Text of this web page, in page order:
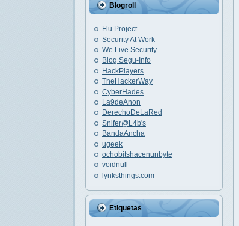
Blogroll
Flu Project
Security At Work
We Live Security
Blog Segu-Info
HackPlayers
TheHackerWay
CyberHades
La9deAnon
DerechoDeLaRed
Snifer@L4b's
BandaAncha
ugeek
ochobitshacenunbyte
voidnull
lynksthings.com
Etiquetas